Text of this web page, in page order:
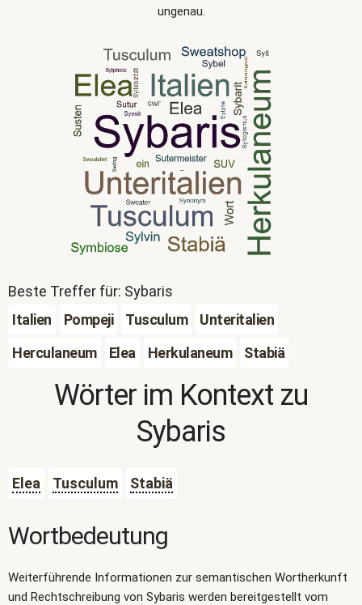
ungenau.
Beste Treffer für: Sybaris
Italien
Pompeji Tusculum
Unteritalien
Herculaneum
Elea Herkulaneum Stabiä
Wörter im Kontext zu
Sybaris
Elea Tusculum Stabiä
Wortbedeutung
Weiterführende Informationen zur semantischen Wortherkunft
und Rechtschreibung von Sybaris werden bereitgestellt vom